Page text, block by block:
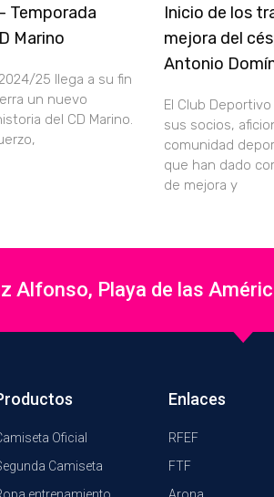
Temporada
Marino
25 llega a su fin
un nuevo
del CD Marino.
Inicio de los
mejora del
Antonio
El Club
sus socios,
comunidad
que han dado
de mejora y
Alfonso, Playa de las
Oficial
Camiseta
entrenamiento
Enlaces
RFEF
FTF
Arona